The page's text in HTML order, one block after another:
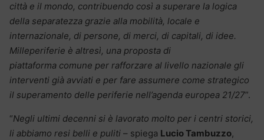
città e il mondo, contribuendo così a superare la logica
della separatezza grazie alla mobilità, locale e
internazionale, di persone, di merci, di capitali, di idee.
Milleperiferie è altresì, una proposta di
piattaforma comune per rafforzare al livello nazionale gli
interventi già avviati e per fare assumere come strategico
il superamento delle periferie nell’agenda europea 21/27”.
“Negli ultimi decenni si è lavorato molto per i centri storici,
li abbiamo resi belli e puliti – spiega Lucio Tambuzzo,